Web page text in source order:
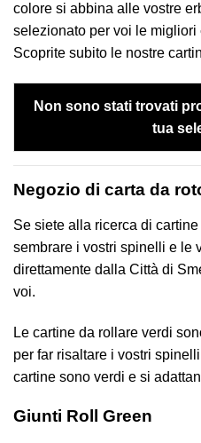
colore si abbina alle vostre
selezionato per voi le migliori
Scoprite subito le nostre
Non sono stati trovati
tua
Negozio di carta da
Se siete alla ricerca di
sembrare i vostri spinelli e le
direttamente dalla Città di
voi.
Le cartine da rollare verdi
per far risaltare i vostri
cartine sono verdi e si
Giunti Roll Green